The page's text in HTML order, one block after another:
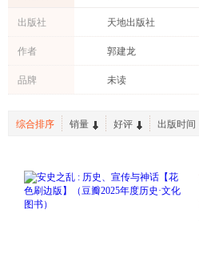
出版社 天地出版社
上海人民出版社
学林出版社
广西师范大学出版社
作者 郭建龙
云淡心远
李长之
品牌 未读
综合排序 销量 好评 出版时间